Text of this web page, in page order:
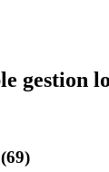
gestion